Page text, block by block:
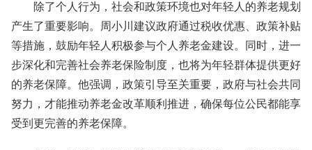
除了个人行为，社会和政策环境也对年轻人的养老规划
产生了重要影响。周小川建议政府通过税收优惠、政策补贴
等措施，鼓励年轻人积极参与个人养老金建设。同时，进一
步深化和完善社会养老保险制度，也将为年轻群体提供更好
的养老保障。他强调，政策引导至关重要，政府与社会共同
努力，才能推动养老金改革顺利推进，确保每位公民都能享
受到更完善的养老保障。